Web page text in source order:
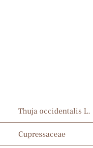
Thuja occidentalis L.
Cupressaceae